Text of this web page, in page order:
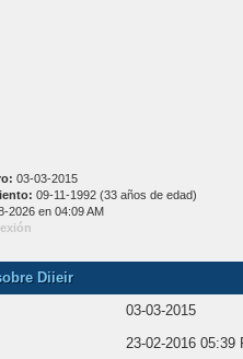
03-03-2015
09-11-1992 (33 años de edad)
2026 en 04:09 AM
Diieir
03-03-2015
23-02-2016 05:39